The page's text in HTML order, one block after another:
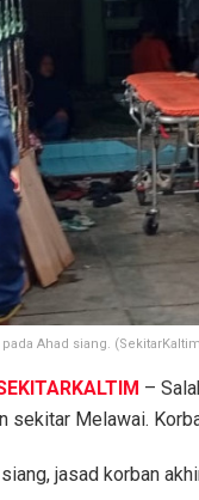
Ahad siang.
–
sekitar Melawai.
jasad korban